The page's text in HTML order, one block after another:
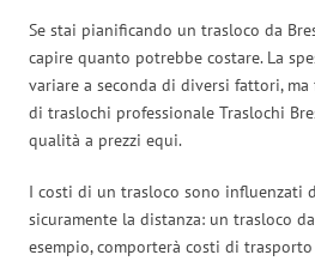
Se stai pianificando un trasloco da
capire quanto potrebbe costare. La
variare a seconda di diversi fattori, ma
di traslochi professionale Traslochi
qualità a prezzi equi.
I costi di un trasloco sono influenzati
sicuramente la distanza: un trasloco
esempio, comporterà costi di